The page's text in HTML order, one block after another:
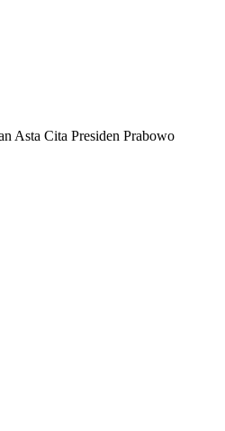
Asta Cita Presiden Prabowo